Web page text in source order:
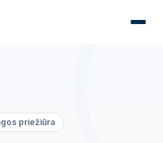
priežiūra